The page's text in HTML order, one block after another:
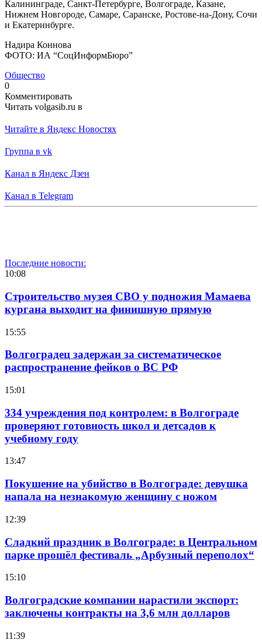
Калининграде, Санкт-Петербурге, Волгограде, Казане,
Нижнем Новгороде, Самаре, Саранске, Ростове-на-Дону, Сочи
и Екатеринбурге.
Надира Коннова
ФОТО: ИА “СоцИнформБюро”
Общество
0
Комментировать
Читать volgasib.ru в
Читайте в Яндекс Новостях
Группа в vk
Канал в Яндекс Дзен
Канал в Telegram
Последние новости:
10:08
Строительство музея СВО у подножия Мамаева
кургана выходит на финишную прямую
15:55
Волгоградец задержан за систематическое
распространение фейков о ВС РФ
15:01
334 учреждения под контролем: в Волгограде
проверяют готовность школ и детсадов к
учебному году
13:47
Покушение на убийство в Волгограде: девушка
напала на незнакомую женщину с ножом
12:39
Сладкий праздник в Волгограде: в Центральном
парке прошёл фестиваль „Арбузный переполох“
15:10
Волгоградские компании нарастили экспорт:
заключены контракты на 3,6 млн долларов
11:39